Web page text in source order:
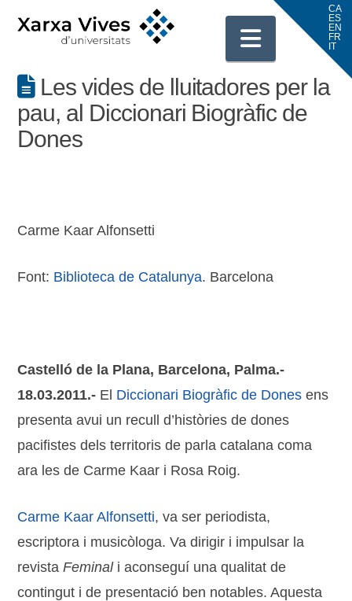
Les vides de lluitadores per la
pau, al Diccionari Biogràfic de
Dones
Carme Kaar Alfonsetti
Font: Biblioteca de Catalunya. Barcelona
Castelló de la Plana, Barcelona, Palma.-
18.03.2011.- El Diccionari Biogràfic de Dones ens
presenta avui un recull d’històries de dones
pacifistes dels territoris de parla catalana coma
ara les de Carme Kaar i Rosa Roig.
Carme Kaar Alfonsetti, va ser periodista,
escriptora i musicòloga. Va dirigir i impulsar la
revistaFeminali aconseguí una qualitat de
contingut i de presentació ben notables. Aquesta